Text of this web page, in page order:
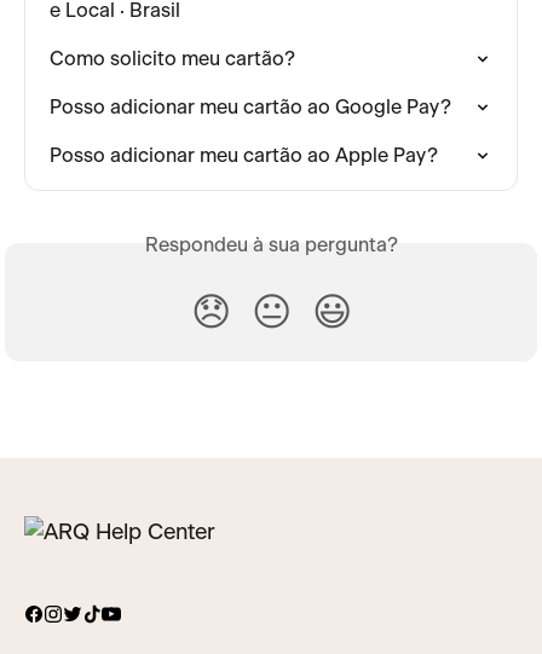
e Local · Brasil
Como solicito meu cartão?
Posso adicionar meu cartão ao Google Pay?
Posso adicionar meu cartão ao Apple Pay?
Respondeu à sua pergunta?
😞 😐 😃